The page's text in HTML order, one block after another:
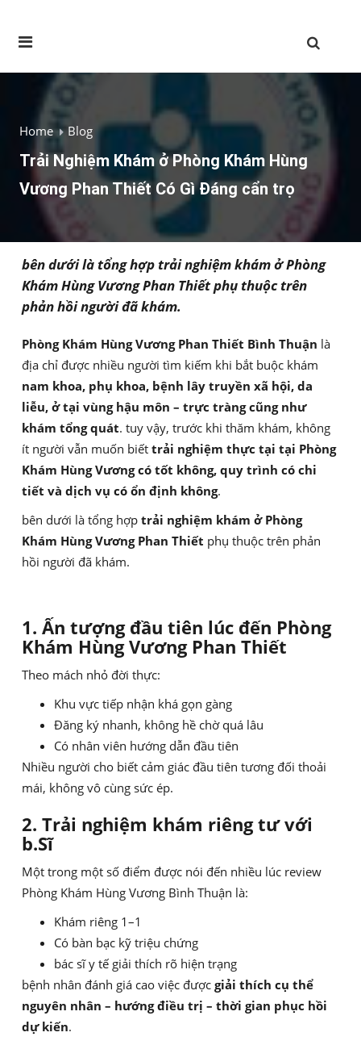
Home Blog
Trải Nghiệm Khám ở Phòng Khám Hùng
Vương Phan Thiết Có Gì Đáng cẩn trọ
bên dưới là tổng hợp trải nghiệm khám ở Phòng
Khám Hùng Vương Phan Thiết phụ thuộc trên
phản hồi người đã khám.
Phòng Khám Hùng Vương Phan Thiết Bình Thuận là
địa chỉ được nhiều người tìm kiếm khi bắt buộc khám
nam khoa, phụ khoa, bệnh lây truyền xã hội, da
liễu, ở tại vùng hậu môn – trực tràng cũng như
khám tổng quát. tuy vậy, trước khi thăm khám, không
ít người vẫn muốn biết trải nghiệm thực tại tại Phòng
Khám Hùng Vương có tốt không, quy trình có chi
tiết và dịch vụ có ổn định không.
bên dưới là tổng hợp trải nghiệm khám ở Phòng
Khám Hùng Vương Phan Thiết phụ thuộc trên phản
hồi người đã khám.
1. Ấn tượng đầu tiên lúc đến Phòng
Khám Hùng Vương Phan Thiết
Theo mách nhỏ đời thực:
Khu vực tiếp nhận khá gọn gàng
Đăng ký nhanh, không hề chờ quá lâu
Có nhân viên hướng dẫn đầu tiên
Nhiều người cho biết cảm giác đầu tiên tương đối thoải
mái, không vô cùng sức ép.
2. Trải nghiệm khám riêng tư với
b.Sĩ
Một trong một số điểm được nói đến nhiều lúc review
Phòng Khám Hùng Vương Bình Thuận là:
Khám riêng 1–1
Có bàn bạc kỹ triệu chứng
bác sĩ y tế giải thích rõ hiện trạng
bệnh nhân đánh giá cao việc được giải thích cụ thể
nguyên nhân – hướng điều trị – thời gian phục hồi
dự kiến.